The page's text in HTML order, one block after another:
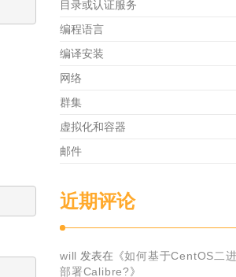
目录或认证服务
编程语言
编译安装
网络
群集
虚拟化和容器
邮件
近期评论
will 发表在《如何基于CentOS二进
部署Calibre?》